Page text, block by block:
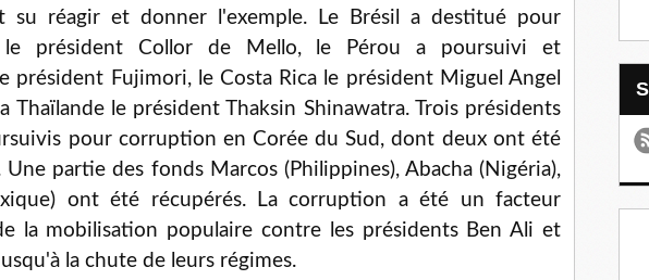
su réagir et donner l'exemple. Le Brésil a destitué pour
le président Collor de Mello, le Pérou a poursuivi et
président Fujimori, le Costa Rica le président Miguel Angel
Thaïlande le président Thaksin Shinawatra. Trois présidents
pour corruption en Corée du Sud, dont deux ont été
Une partie des fonds Marcos (Philippines), Abacha (Nigéria),
ont été récupérés. La corruption a été un facteur
la mobilisation populaire contre les présidents Ben Ali et
la chute de leurs régimes.